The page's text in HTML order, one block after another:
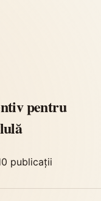
pentru
publicații